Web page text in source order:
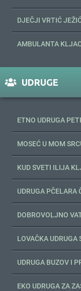
DJEČJI VRTIĆ
AMBULANTA
UDRUGE
ETNO UDRUGA
MOSEĆ U MOM
KUD SVETI ILIJA
UDRUGA PČELARA
DOBROVOLJNO
LOVAČKA UDRUGA
UDRUGA BUZOV I
EKO UDRUGA ZA